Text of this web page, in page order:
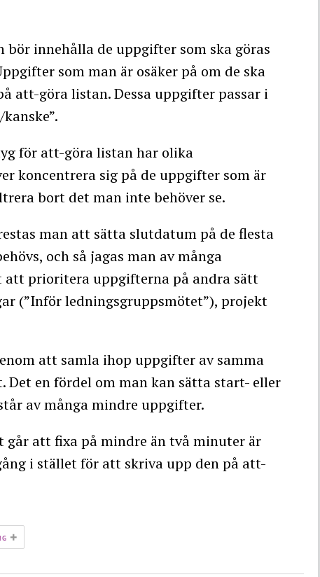
innehålla de uppgifter som ska göras
som man är osäker på om de ska
att-göra listan. Dessa uppgifter passar i
för att-göra listan har olika
koncentrera sig på de uppgifter som är
bort det man inte behöver se.
man att sätta slutdatum på de flesta
och så jagas man av många
att prioritera uppgifterna på andra sätt
(”Inför ledningsgruppsmötet”), projekt
att samla ihop uppgifter av samma
Det en fördel om man kan sätta start- eller
av många mindre uppgifter.
går att fixa på mindre än två minuter är
i stället för att skriva upp den på att-
+